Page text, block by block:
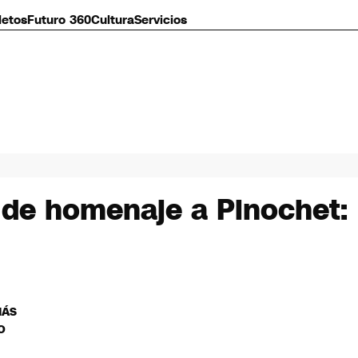
Futuro 360CulturaServicios
homenaje a